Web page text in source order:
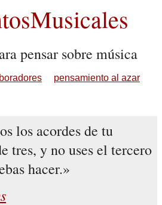
pensar sobre música
pensamiento al azar
los acordes de tu
tres, y no uses el tercero
hacer.